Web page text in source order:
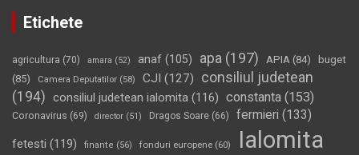
Etichete
agricultura (70) amara (52) anaf (105) apa (197) APIA (84)
buget
(85)
Camera Deputatilor (58) CJI (127)
consiliul judetean
(194) consiliul judetean ialomita (116) constanta (153)
Coronavirus (69) director (51) Dragos Soare (66) fermieri (133)
fetesti (119) finante (56) fonduri europene (60)
Ialomita